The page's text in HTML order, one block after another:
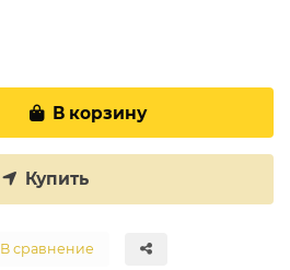
В корзину
Купить
В сравнение